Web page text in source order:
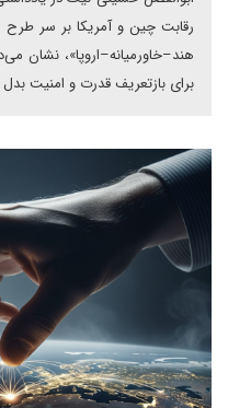
رقابت چین و آمریکا بر سر طرح
هند–خاورمیانه–اروپا»، نشان
برای بازتعریف قدرت و امنیت